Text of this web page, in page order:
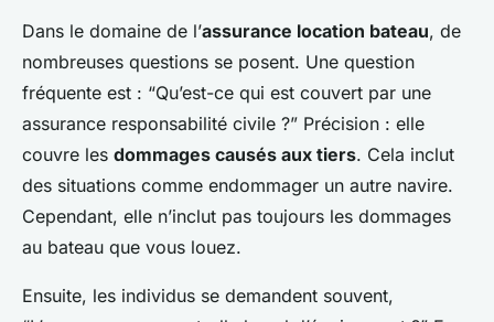
Dans le domaine de l’assurance location bateau, de
nombreuses questions se posent. Une question
fréquente est : “Qu’est-ce qui est couvert par une
assurance responsabilité civile ?” Précision : elle
couvre les dommages causés aux tiers. Cela inclut
des situations comme endommager un autre navire.
Cependant, elle n’inclut pas toujours les dommages
au bateau que vous louez.
Ensuite, les individus se demandent souvent,